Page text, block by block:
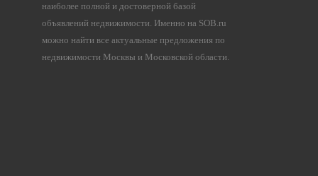
наиболее полной и достоверной базой
объявлений недвижимости. Именно на SOB.ru
можно найти все актуальные предложения по
недвижимости Москвы и Московской области.